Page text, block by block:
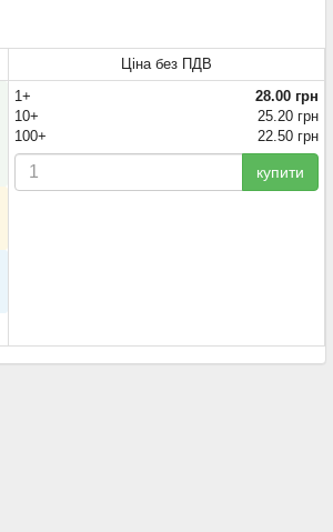
Ціна без ПДВ
1+
28.00 грн
10+
25.20 грн
100+
22.50 грн
купити